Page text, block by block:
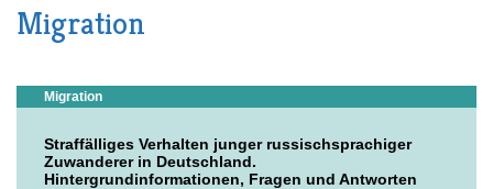
Migration
Migration
Straffälliges Verhalten junger russischsprachiger
Zuwanderer in Deutschland.
Hintergrundinformationen, Fragen und Antworten